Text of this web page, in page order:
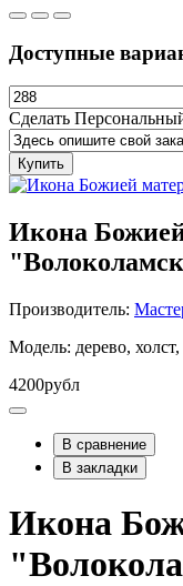
Доступные
Сделать
Купить
Икона
Производитель:
Модель: дерево, холст,
4200рубл
В сравнение
В закладки
Икона